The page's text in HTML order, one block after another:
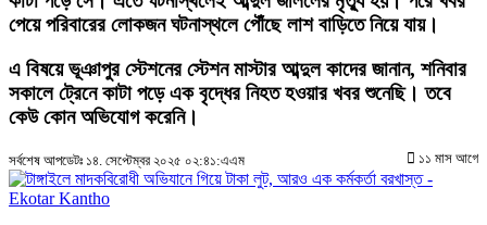
পেয়ে পরিবারের লোকজন ঘটনাস্থলে পৌঁছে লাশ বাড়িতে নিয়ে যায়।
এ বিষয়ে ভূঞাপুর স্টেশনের স্টেশন মাস্টার আব্দুল কাদের জানান, শনিবার
সকালে ট্রেনে কাটা পড়ে এক বৃদ্ধের নিহত হওয়ার খবর শুনেছি। তবে
কেউ কোন অভিযোগ করেনি।
সর্বশেষ আপডেটঃ ১৪. সেপ্টেম্বর ২০২৫ ০২:৪১:এএম ১১ মাস আগে